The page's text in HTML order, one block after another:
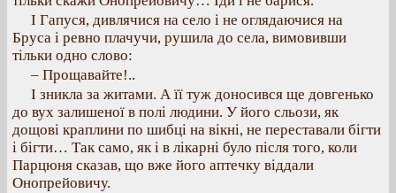
І Гапуся, дивлячися на село і не оглядаючися на
Бруса і ревно плачучи, рушила до села, вимовивши
тільки одно слово:
– Прощавайте!..
І зникла за житами. А її туж доносився ще довгенько
до вух залишеної в полі людини. У його сльози, як
дощові краплини по шибці на вікні, не переставали бігти
і бігти… Так само, як і в лікарні було після того, коли
Парцюня сказав, що вже його аптечку віддали
Онопрейовичу.